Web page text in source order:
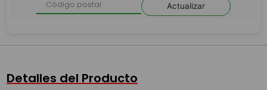
Actualizar
Detalles del Producto